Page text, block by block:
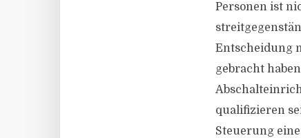
Personen ist
Entscheidung
gebracht
qualifizieren
Steuerung